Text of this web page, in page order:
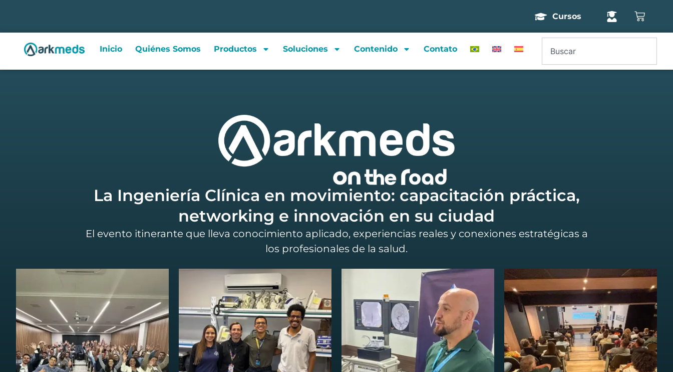
Cursos
Inicio Quiénes Somos Productos Soluciones Contenido Contato
La Ingeniería Clínica en movimiento: capacitación práctica,
networking e innovación en su ciudad
El evento itinerante que lleva conocimiento aplicado, experiencias reales y conexiones estratégicas a
los profesionales de la salud.